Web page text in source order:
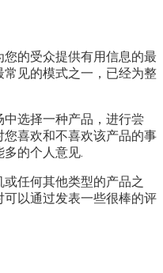
的受众提供有用信息的最
见的模式之一，已经为整
选择一种产品，进行尝
喜欢和不喜欢该产品的事
的个人意见.
任何其他类型的产品之
以通过发表一些很棒的评